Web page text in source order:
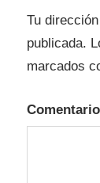
Tu
publicada.
marcados
Comentario